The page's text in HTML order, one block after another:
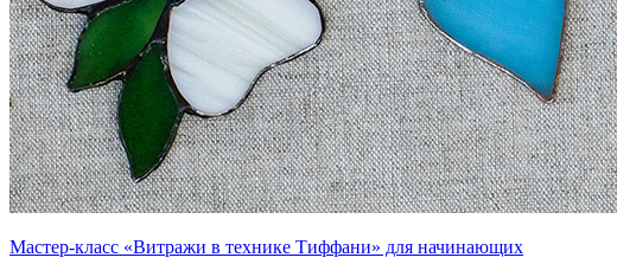
Мастер-класс «Витражи в технике Тиффани» для начинающих